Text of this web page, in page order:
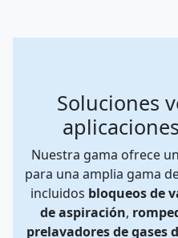
Soluciones
Nuestra gama ofrece
para una amplia gama
incluidos bloqueos de
de aspiración,
prelavadores de gases